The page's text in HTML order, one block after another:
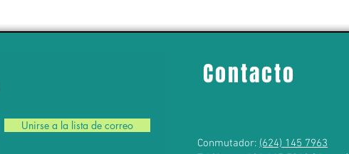
Unirse a la lista de correo
Contacto
Conmutador: (624) 145 7963